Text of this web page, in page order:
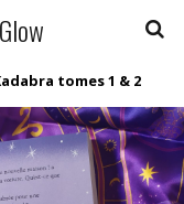
tomes 1 & 2